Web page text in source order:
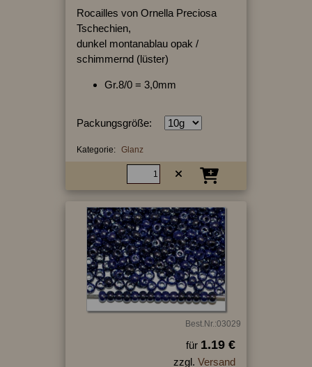
Rocailles von Ornella Preciosa
Tschechien,
dunkel montanablau opak /
schimmernd (lüster)
Gr.8/0 = 3,0mm
Packungsgröße:
Kategorie: Glanz
Best.Nr.:03029
für 1.19 €
zzgl. Versand